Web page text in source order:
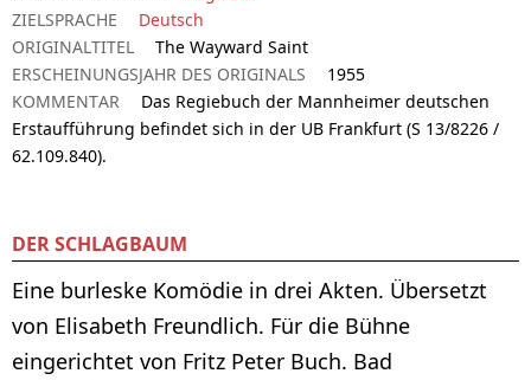
ZIELSPRACHE
Deutsch
ORIGINALTITEL
The Wayward Saint
ERSCHEINUNGSJAHR DES ORIGINALS
1955
KOMMENTAR
Das Regiebuch der Mannheimer deutschen
Erstaufführung befindet sich in der UB Frankfurt (S 13/8226 /
62.109.840).
DER SCHLAGBAUM
Eine burleske Komödie in drei Akten. Übersetzt
von Elisabeth Freundlich. Für die Bühne
eingerichtet von Fritz Peter Buch. Bad